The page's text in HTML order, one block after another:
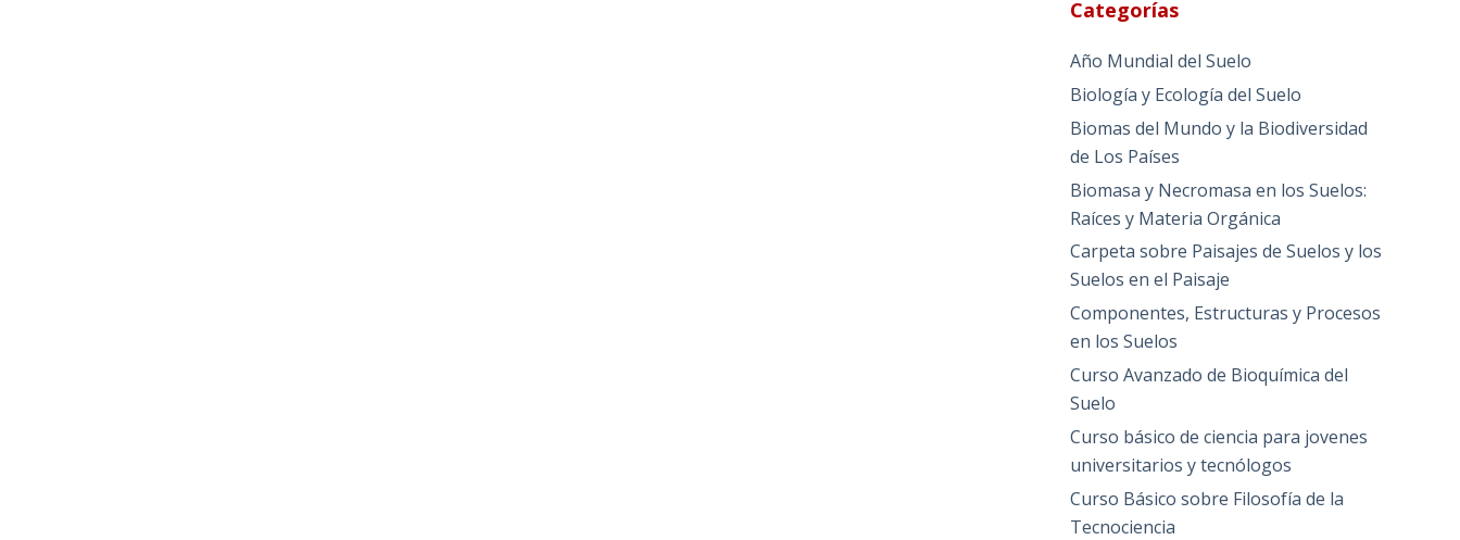
Categorías
Año Mundial del Suelo
Biología y Ecología del Suelo
Biomas del Mundo y la Biodiversidad
de Los Países
Biomasa y Necromasa en los Suelos:
Raíces y Materia Orgánica
Carpeta sobre Paisajes de Suelos y los
Suelos en el Paisaje
Componentes, Estructuras y Procesos
en los Suelos
Curso Avanzado de Bioquímica del
Suelo
Curso básico de ciencia para jovenes
universitarios y tecnólogos
Curso Básico sobre Filosofía de la
Tecnociencia